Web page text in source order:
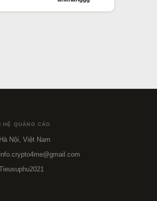
HỆ QUẢNG CÁO
Hà Nội, Việt Nam
info.crypto4me@gmail.com